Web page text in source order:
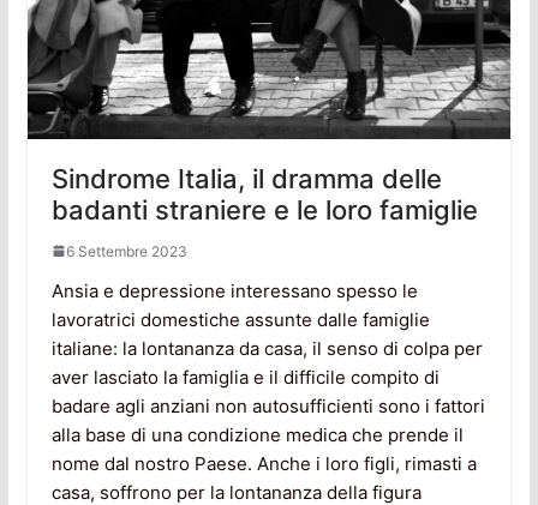
Sindrome Italia, il dramma delle
badanti straniere e le loro famiglie
6 Settembre 2023
Ansia e depressione interessano spesso le
lavoratrici domestiche assunte dalle famiglie
italiane: la lontananza da casa, il senso di colpa per
aver lasciato la famiglia e il difficile compito di
badare agli anziani non autosufficienti sono i fattori
alla base di una condizione medica che prende il
nome dal nostro Paese. Anche i loro figli, rimasti a
casa, soffrono per la lontananza della figura